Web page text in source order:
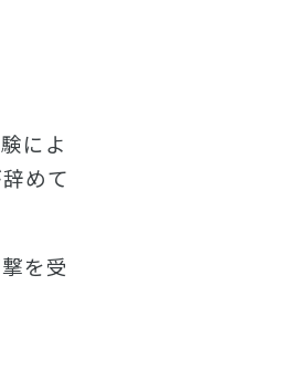
によ
めて
を受